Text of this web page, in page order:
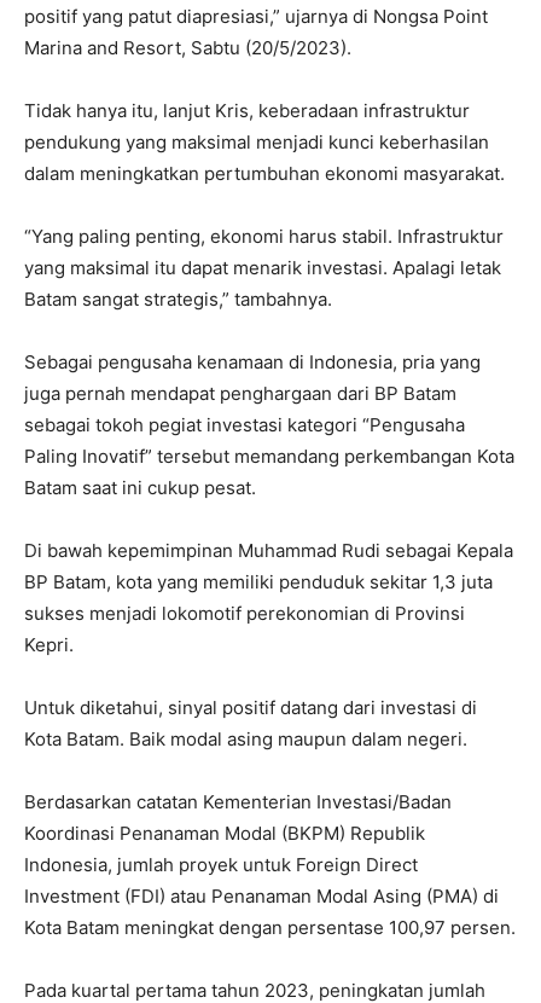
positif yang patut diapresiasi,” ujarnya di Nongsa Point
Marina and Resort, Sabtu (20/5/2023).
Tidak hanya itu, lanjut Kris, keberadaan infrastruktur
pendukung yang maksimal menjadi kunci keberhasilan
dalam meningkatkan pertumbuhan ekonomi masyarakat.
“Yang paling penting, ekonomi harus stabil. Infrastruktur
yang maksimal itu dapat menarik investasi. Apalagi letak
Batam sangat strategis,” tambahnya.
Sebagai pengusaha kenamaan di Indonesia, pria yang
juga pernah mendapat penghargaan dari BP Batam
sebagai tokoh pegiat investasi kategori “Pengusaha
Paling Inovatif” tersebut memandang perkembangan Kota
Batam saat ini cukup pesat.
Di bawah kepemimpinan Muhammad Rudi sebagai Kepala
BP Batam, kota yang memiliki penduduk sekitar 1,3 juta
sukses menjadi lokomotif perekonomian di Provinsi
Kepri.
Untuk diketahui, sinyal positif datang dari investasi di
Kota Batam. Baik modal asing maupun dalam negeri.
Berdasarkan catatan Kementerian Investasi/Badan
Koordinasi Penanaman Modal (BKPM) Republik
Indonesia, jumlah proyek untuk Foreign Direct
Investment (FDI) atau Penanaman Modal Asing (PMA) di
Kota Batam meningkat dengan persentase 100,97 persen.
Pada kuartal pertama tahun 2023, peningkatan jumlah